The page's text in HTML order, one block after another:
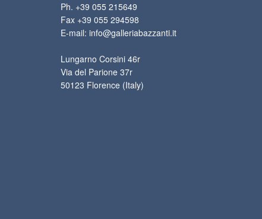
Ph. +39 055 215649
Fax +39 055 294598
E-mail: info@galleriabazzanti.it
Lungarno Corsini 46r
Via del Parione 37r
50123 Florence (Italy)